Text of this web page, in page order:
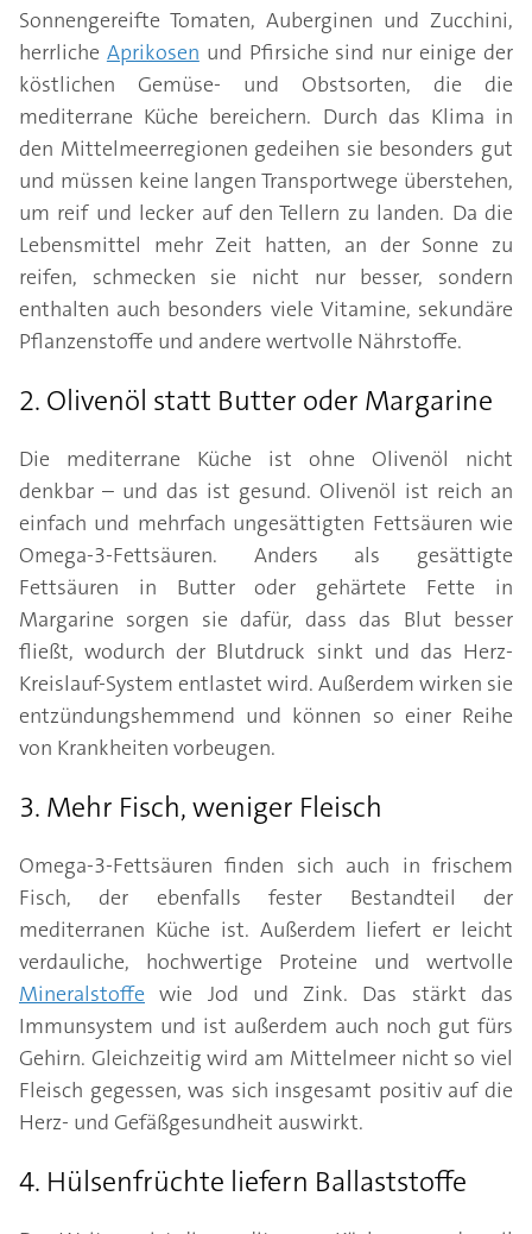
Sonnengereifte Tomaten, Auberginen und Zucchini,
herrliche Aprikosen und Pfirsiche sind nur einige der
köstlichen Gemüse- und Obstsorten, die die
mediterrane Küche bereichern. Durch das Klima in
den Mittelmeerregionen gedeihen sie besonders gut
und müssen keine langen Transportwege überstehen,
um reif und lecker auf den Tellern zu landen. Da die
Lebensmittel mehr Zeit hatten, an der Sonne zu
reifen, schmecken sie nicht nur besser, sondern
enthalten auch besonders viele Vitamine, sekundäre
Pflanzenstoffe und andere wertvolle Nährstoffe.
2. Olivenöl statt Butter oder Margarine
Die mediterrane Küche ist ohne Olivenöl nicht
denkbar – und das ist gesund. Olivenöl ist reich an
einfach und mehrfach ungesättigten Fettsäuren wie
Omega-3-Fettsäuren. Anders als gesättigte
Fettsäuren in Butter oder gehärtete Fette in
Margarine sorgen sie dafür, dass das Blut besser
fließt, wodurch der Blutdruck sinkt und das Herz-
Kreislauf-System entlastet wird. Außerdem wirken sie
entzündungshemmend und können so einer Reihe
von Krankheiten vorbeugen.
3. Mehr Fisch, weniger Fleisch
Omega-3-Fettsäuren finden sich auch in frischem
Fisch, der ebenfalls fester Bestandteil der
mediterranen Küche ist. Außerdem liefert er leicht
verdauliche, hochwertige Proteine und wertvolle
Mineralstoffe wie Jod und Zink. Das stärkt das
Immunsystem und ist außerdem auch noch gut fürs
Gehirn. Gleichzeitig wird am Mittelmeer nicht so viel
Fleisch gegessen, was sich insgesamt positiv auf die
Herz- und Gefäßgesundheit auswirkt.
4. Hülsenfrüchte liefern Ballaststoffe